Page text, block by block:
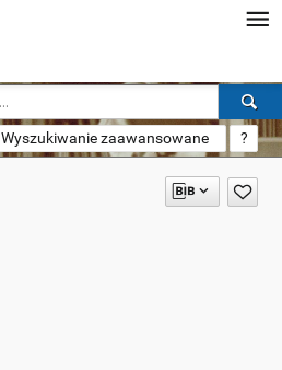
Wyszukiwanie zaawansowane ?